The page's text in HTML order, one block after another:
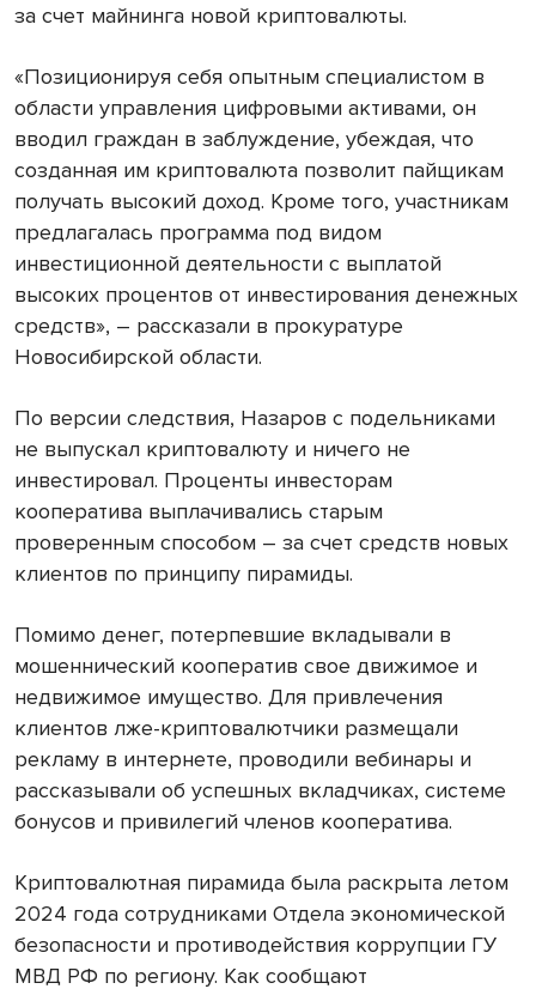
за счет майнинга новой криптовалюты.
«Позиционируя себя опытным специалистом в
области управления цифровыми активами, он
вводил граждан в заблуждение, убеждая, что
созданная им криптовалюта позволит пайщикам
получать высокий доход. Кроме того, участникам
предлагалась программа под видом
инвестиционной деятельности с выплатой
высоких процентов от инвестирования денежных
средств», – рассказали в прокуратуре
Новосибирской области.
По версии следствия, Назаров с подельниками
не выпускал криптовалюту и ничего не
инвестировал. Проценты инвесторам
кооператива выплачивались старым
проверенным способом – за счет средств новых
клиентов по принципу пирамиды.
Помимо денег, потерпевшие вкладывали в
мошеннический кооператив свое движимое и
недвижимое имущество. Для привлечения
клиентов лже-криптовалютчики размещали
рекламу в интернете, проводили вебинары и
рассказывали об успешных вкладчиках, системе
бонусов и привилегий членов кооператива.
Криптовалютная пирамида была раскрыта летом
2024 года сотрудниками Отдела экономической
безопасности и противодействия коррупции ГУ
МВД РФ по региону. Как сообщают